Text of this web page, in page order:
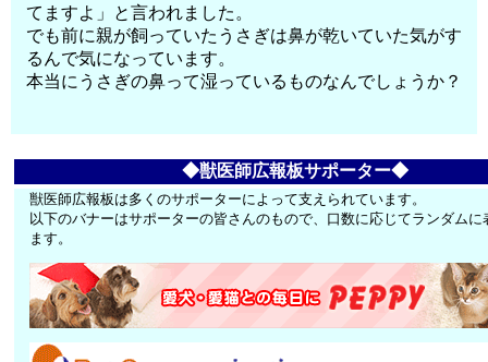
てますよ」と言われました。
でも前に親が飼っていたうさぎは鼻が乾いていた気がす
るんで気になっています。
本当にうさぎの鼻って湿っているものなんでしょうか？
◆獣医師広報板サポーター◆
獣医師広報板は多くのサポーターによって支えられています。
以下のバナーはサポーターの皆さんのもので、口数に応じてランダムに
ます。